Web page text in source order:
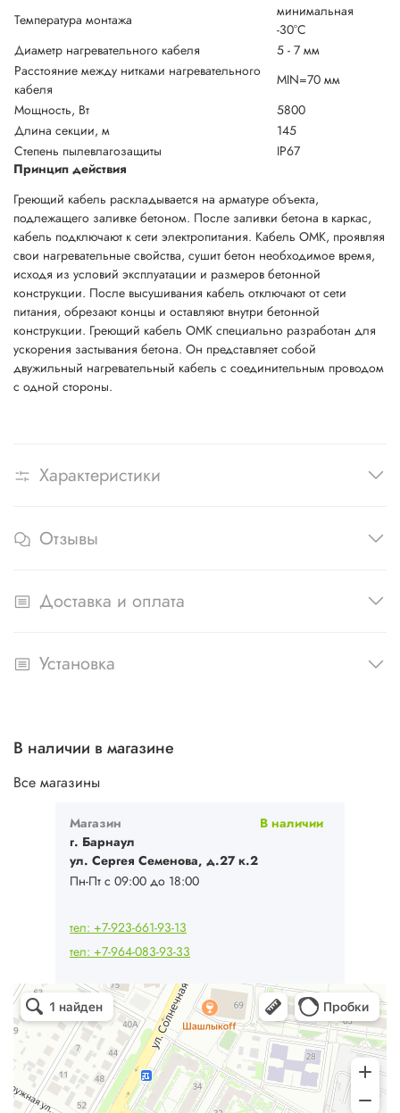
Температура монтажа
минимальная
-30°С
Диаметр нагревательного кабеля
5 - 7 мм
Расстояние между нитками нагревательного
кабеля
MIN=70 мм
Мощность, Вт
5800
Длина секции, м
145
Степень пылевлагозащиты
IP67
Принцип действия
Греющий кабель раскладывается на арматуре объекта,
подлежащего заливке бетоном. После заливки бетона в каркас,
кабель подключают к сети электропитания. Кабель ОМК, проявляя
свои нагревательные свойства, сушит бетон необходимое время,
исходя из условий эксплуатации и размеров бетонной
конструкции. После высушивания кабель отключают от сети
питания, обрезают концы и оставляют внутри бетонной
конструкции. Греющий кабель ОМК специально разработан для
ускорения застывания бетона. Он представляет собой
двужильный нагревательный кабель с соединительным проводом
с одной стороны.
Характеристики
Отзывы
Доставка и оплата
Установка
В наличии в магазине
Все магазины
Магазин
В наличии
г. Барнаул
ул. Сергея Семенова, д.27 к.2
Пн-Пт с 09:00 до 18:00
тел: +7-923-661-93-13
тел: +7-964-083-93-33
Ваш Климат
Кондиционеры в Барнауле
Системы вентиляции в Барнауле